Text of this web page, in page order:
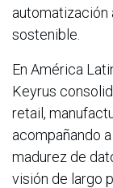
automatización
sostenible.
En América
Keyrus
retail,
acompañando
madurez de
visión de largo